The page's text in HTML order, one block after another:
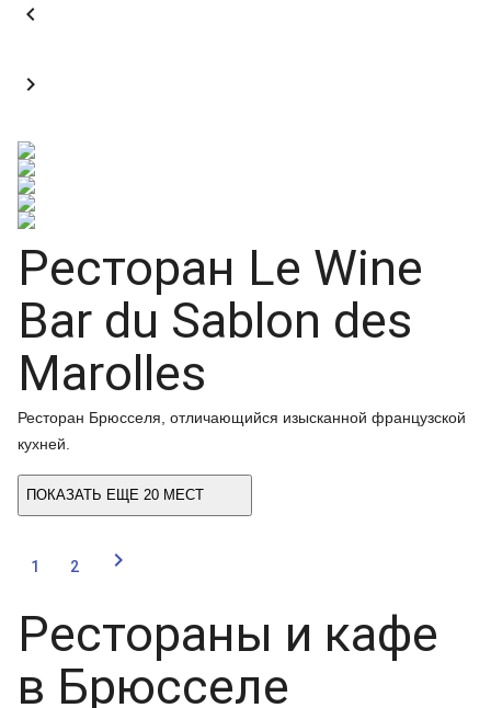


Ресторан Le Wine
Bar du Sablon des
Marolles
Ресторан Брюсселя, отличающийся изысканной французской
кухней.
ПОКАЗАТЬ ЕЩЕ 20 МЕСТ
1 2 
Рестораны и кафе
в Брюсселе